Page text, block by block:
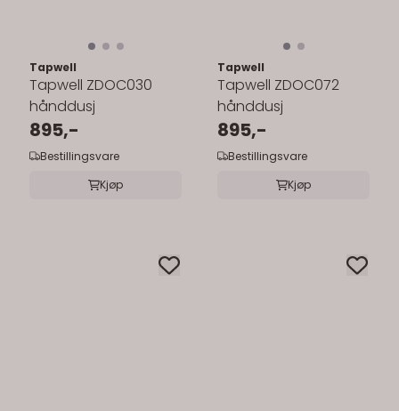
Tapwell
Tapwell ZDOC030
hånddusj
895,-
Bestillingsvare
Kjøp
Tapwell
Tapwell ZDOC072
hånddusj
895,-
Bestillingsvare
Kjøp